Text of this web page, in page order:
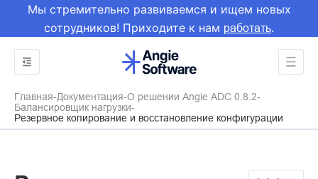
Мы стремительно развиваемся и ищем новых
сотрудников! Приходите к нам работать.
Главная Документация О решении Angie ADC 0.8.2
Балансировщик нагрузки
Резервное копирование и восстановление конфигурации